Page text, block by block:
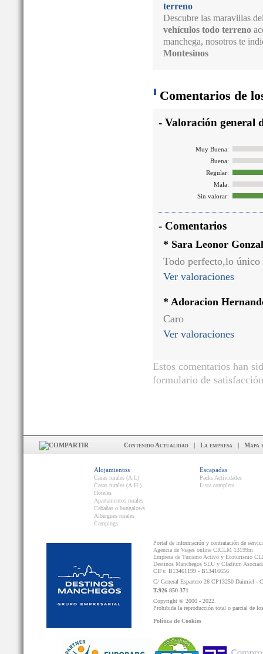
terreno
Descubre las maravillas
vehículos todo terreno
manchega, nosotros te
Montesinos
Comentarios de
- Valoración general
Muy Buena:
Buena:
Regular:
Mala:
Sin valorar:
- Comentarios
* Sara Leonor
Todo perfecto,lo único
Ver valoraciones
* Adoracion
Caro
Ver valoraciones
Estos comentarios han
formulario de
Contenido Actualidad | La empresa | Mapa
Alojamientos
Casas rurales (A.I.)
Casas rurales (A.H.)
Hoteles
Apartamentos rurales
Cabañas o bungalows
Albergues rurales
Campings
Escapadas
Packs Actividades
Lista completa
Portal de información y contratación de
Agencia de Viajes online CICLM 13199m
Empresa de Turismo Activo y Ecoturismo
Destinos Manchegos SLU y Cladium
CIFs: B13461199 - B13416656
C/ General Espartero 26 CP13250 Daimiel -
T.926 850 371
Copyright © 2000 - 2022.
Prohibida la reproducción total o parcial de
Política de Cookies